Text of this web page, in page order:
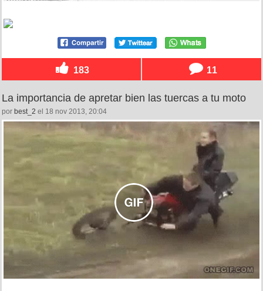
183 11
La importancia de apretar bien las tuercas a tu moto
por best_2 el 18 nov 2013, 20:04